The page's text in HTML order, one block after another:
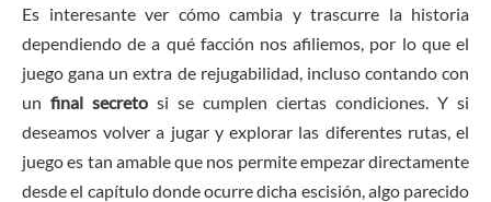
Es interesante ver cómo cambia y trascurre la historia
dependiendo de a qué facción nos afiliemos, por lo que el
juego gana un extra de rejugabilidad, incluso contando con
un final secreto si se cumplen ciertas condiciones. Y si
deseamos volver a jugar y explorar las diferentes rutas, el
juego es tan amable que nos permite empezar directamente
desde el capítulo donde ocurre dicha escisión, algo parecido